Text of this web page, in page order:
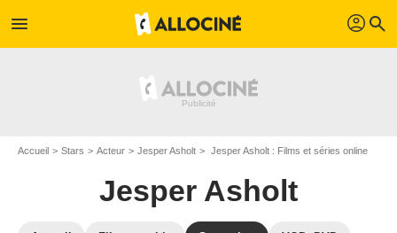
menu profil search
Accueil Stars Acteur Jesper Asholt Jesper Asholt : Films et séries online
Jesper Asholt